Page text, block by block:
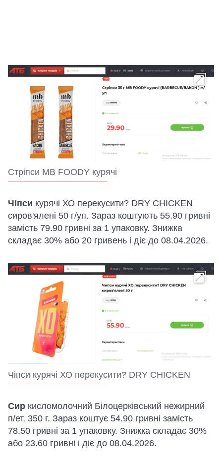
Стріпси MB FOODY курячі
Чіпси курячі ХО перекусити? DRY CHICKEN
сиров'ялені 50 г/уп. Зараз коштують 55.90 гривні
замість 79.90 гривні за 1 упаковку. Знижка
складає 30% або 20 гривень і діє до 08.04.2026.
Чіпси курячі ХО перекусити? DRY CHICKEN
Сир кисломолочний Білоцерківський нежирний
п/ет, 350 г. Зараз коштує 54.90 гривні замість
78.50 гривні за 1 упаковку. Знижка складає 30%
або 23.60 гривні і діє до 08.04.2026.